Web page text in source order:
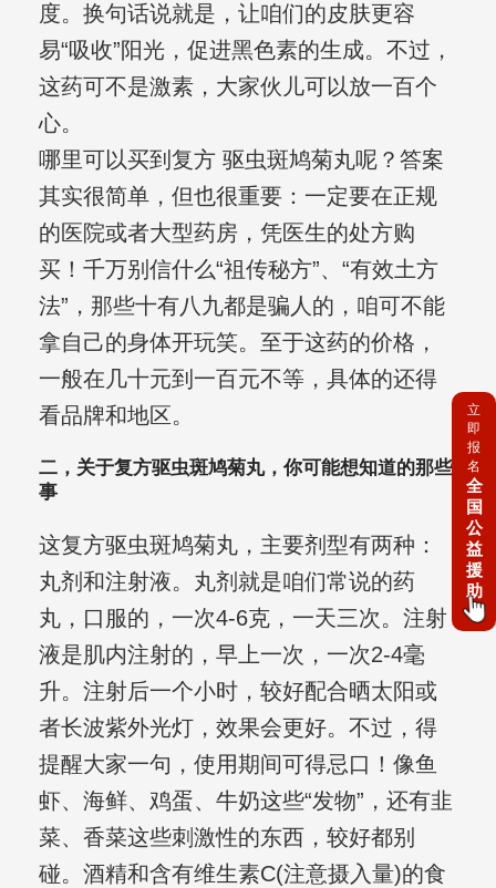
度。换句话说就是，让咱们的皮肤更容
易“吸收”阳光，促进黑色素的生成。不过，
这药可不是激素，大家伙儿可以放一百个
心。
哪里可以买到复方 驱虫斑鸠菊丸呢？答案
其实很简单，但也很重要：一定要在正规
的医院或者大型药房，凭医生的处方购
买！千万别信什么“祖传秘方”、“有效土方
法”，那些十有八九都是骗人的，咱可不能
拿自己的身体开玩笑。至于这药的价格，
一般在几十元到一百元不等，具体的还得
看品牌和地区。
二，关于复方驱虫斑鸠菊丸，你可能想知道的那些
事
这复方驱虫斑鸠菊丸，主要剂型有两种：
丸剂和注射液。丸剂就是咱们常说的药
丸，口服的，一次4-6克，一天三次。注射
液是肌内注射的，早上一次，一次2-4毫
升。注射后一个小时，较好配合晒太阳或
者长波紫外光灯，效果会更好。不过，得
提醒大家一句，使用期间可得忌口！像鱼
虾、海鲜、鸡蛋、牛奶这些“发物”，还有韭
菜、香菜这些刺激性的东西，较好都别
碰。酒精和含有维生素C(注意摄入量)的食
立
即
报
名
全
国
公
益
援
助